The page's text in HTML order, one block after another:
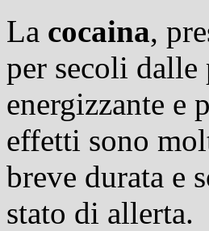
La cocaina,
per secoli dalle
energizzante e
effetti sono
breve durata e
stato di allerta.